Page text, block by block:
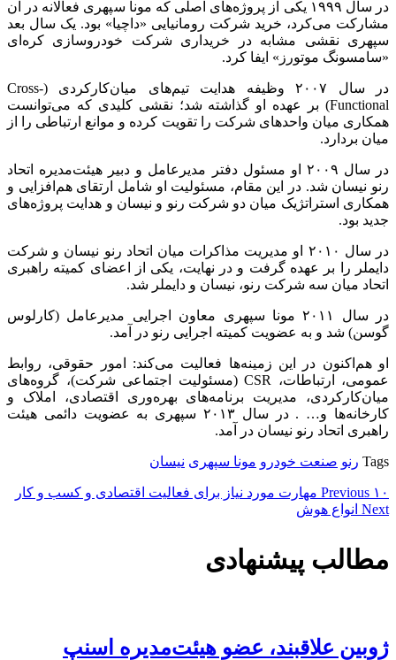
در سال ۱۹۹۹ یکی از پروژه‌های اصلی که مونا سپهری فعالانه در آن
مشارکت می‌کرد، خرید شرکت رومانیایی «داچیا» بود. یک سال بعد
سپهری نقشی مشابه در خریداری شرکت خودروسازی کره‌ای
«سامسونگ موتورز» ایفا کرد.
در سال ۲۰۰۷ وظیفه هدایت تیم‌های میان‌کارکردی (Cross-
Functional) بر عهده او گذاشته شد؛ نقشی کلیدی که می‌توانست
همکاری میان واحد‌های شرکت را تقویت کرده و موانع ارتباطی را از
میان بردارد.
در سال ۲۰۰۹ او مسئول دفتر مدیرعامل و دبیر هیئت‌مدیره اتحاد
رنو نیسان شد. در این مقام، مسئولیت او شامل ارتقای هم‌افزایی و
همکاری استراتژیک میان دو شرکت رنو و نیسان و هدایت پروژه‌های
جدید بود.
در سال ۲۰۱۰ او مدیریت مذاکرات میان اتحاد رنو نیسان و شرکت
دایملر را بر عهده گرفت و در نهایت، یکی از اعضای کمیته راهبری
اتحاد میان سه شرکت رنو، نیسان و دایملر شد.
در سال ۲۰۱۱ مونا سپهری معاون اجرایی مدیرعامل (کارلوس
گوسن) شد و به عضویت کمیته اجرایی رنو در آمد.
او هم‌اکنون در این زمینه‌ها فعالیت می‌کند: امور حقوقی، روابط
عمومی، ارتباطات، CSR (مسئولیت اجتماعی شرکت)، گروه‌های
میان‌کارکردی، مدیریت برنامه‌های بهره‌وری اقتصادی، املاک و
کارخانه‌ها و… . در سال ۲۰۱۳ سپهری به عضویت دائمی هیئت
راهبری اتحاد رنو نیسان در آمد.
Tags رنو صنعت خودرو مونا سپهری نیسان
Previous ۱۰ مهارت مورد نیاز برای فعالیت اقتصادی و کسب و کار
Next انواع هوش
مطالب پیشنهادی
ژوبین علاقبند، عضو هیئت‌مدیره اسنپ